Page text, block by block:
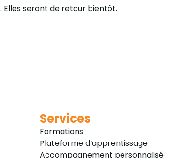
Elles seront de retour bientôt.
Services
Formations
Plateforme d’apprentissage
Accompagnement personnalisé